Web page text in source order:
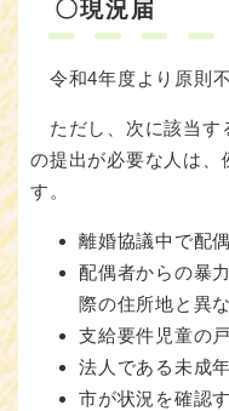
〇現況届
令和4年度より原則不
ただし、次に該当す
の提出が必要な人は、
す。
離婚協議中で配
配偶者からの暴
際の住所地と異な
支給要件児童の
法人である未成
市が状況を確認